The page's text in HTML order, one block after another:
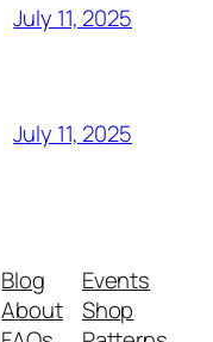
July 11, 2025
July 11, 2025
Blog
About
Events
Shop